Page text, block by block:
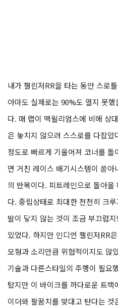
내가 챌린저RR을 타는 동안 스로
아마도 실제로는 90%도 열지 못
다. 매 랩이 맥윌리엄스에 비해 상
은 놓치지 않으려 스스로를 다잡
정도로 빠르게 기울어져 코너를
면 거친 레이스 배기시스템이 쏟
의 반복이다. 피트레인으로 돌아
다. 중립상태로 최대한 천천히 크
발이 닿지 않는 것이 조금 부끄럽
있었다. 하지만 인디언 챌린저RR
모형과 소리만큼 위협적이지도 않
기술과 다른스타일의 주행이 필요
탔지만 이 바이크를 까다로운 트
이더와 팔꿈치를 맞대고 탄다는 것